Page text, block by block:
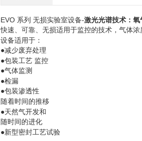
EVO 系列 无损实验室设备-激光光谱技术：
快速、可靠、无损适用于监控的技术，气体浓
设备适用于：
●减少废弃处理
●包装工艺 监控
●气体监测
●检漏
●包装渗透性
随着时间的推移
●天然气开发和
随时间的进化
●新型密封工艺试验